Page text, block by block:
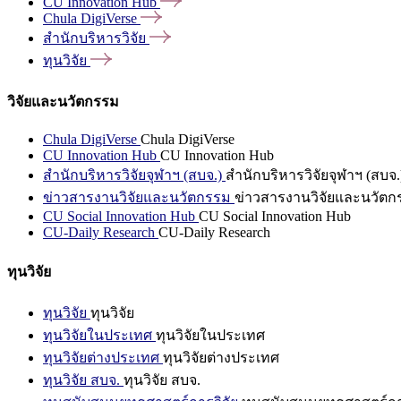
Chula DigiVerse
สำนักบริหารวิจัย
ทุนวิจัย
วิจัยและนวัตกรรม
Chula DigiVerse Chula DigiVerse
CU Innovation Hub CU Innovation Hub
สำนักบริหารวิจัยจุฬาฯ (สบจ.) สำนักบริหารวิจัยจุฬาฯ (สบจ
ข่าวสารงานวิจัยและนวัตกรรม ข่าวสารงานวิจัยและนวัตก
CU Social Innovation Hub CU Social Innovation Hub
CU-Daily Research CU-Daily Research
ทุนวิจัย
ทุนวิจัย ทุนวิจัย
ทุนวิจัยในประเทศ ทุนวิจัยในประเทศ
ทุนวิจัยต่างประเทศ ทุนวิจัยต่างประเทศ
ทุนวิจัย สบจ. ทุนวิจัย สบจ.